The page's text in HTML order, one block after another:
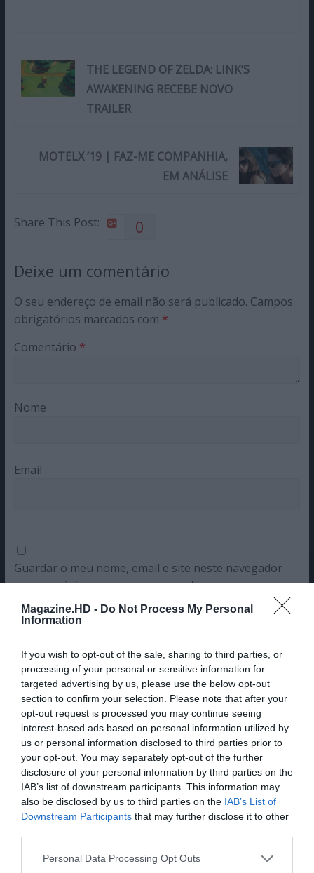
Magazine.HD - Do Not Process My Personal
Information
If you wish to opt-out of the sale, sharing to third parties, or
processing of your personal or sensitive information for
targeted advertising by us, please use the below opt-out
section to confirm your selection. Please note that after your
opt-out request is processed you may continue seeing
interest-based ads based on personal information utilized by
us or personal information disclosed to third parties prior to
your opt-out. You may separately opt-out of the further
disclosure of your personal information by third parties on the
IAB’s list of downstream participants. This information may
also be disclosed by us to third parties on the IAB’s List of
Downstream Participants that may further disclose it to other
Personal Data Processing Opt Outs
THE LEGEND OF ZELDA: LINK’S
AWAKENING RECEBE NOVO
TRAILER
MOTELX ’19 | FAZ-ME COMPANHIA,
EM ANÁLISE
Share This Post: 0
Deixe um comentário
O seu endereço de email não será publicado. Campos
obrigatórios marcados com *
Comentário *
Nome
Email
Guardar o meu nome, email e site neste navegador
para a próxima vez que eu comentar.
Sim, adicione-me à mailing list da Newsletter MHD